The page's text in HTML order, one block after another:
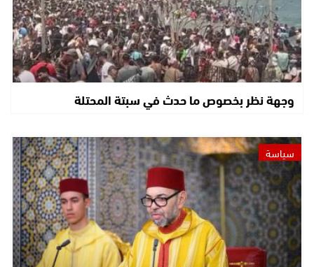
وجهة نظر بخصوص ما حدث في سبتة المحتلة
سياسة